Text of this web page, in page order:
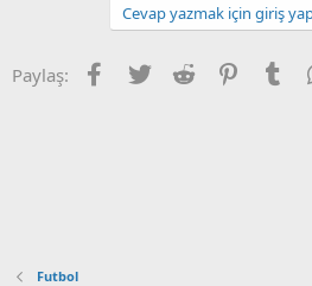
Cevap yazmak için giriş
Paylaş: Facebook
Twitter Reddit
Futbol